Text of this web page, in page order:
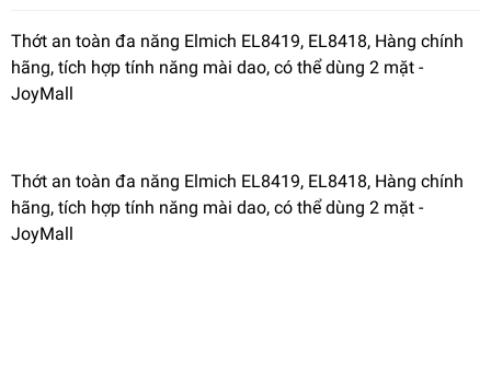
Thớt an toàn đa năng Elmich EL8419, EL8418, Hàng chính
hãng, tích hợp tính năng mài dao, có thể dùng 2 mặt -
JoyMall
Thớt an toàn đa năng Elmich EL8419, EL8418, Hàng chính
hãng, tích hợp tính năng mài dao, có thể dùng 2 mặt -
JoyMall